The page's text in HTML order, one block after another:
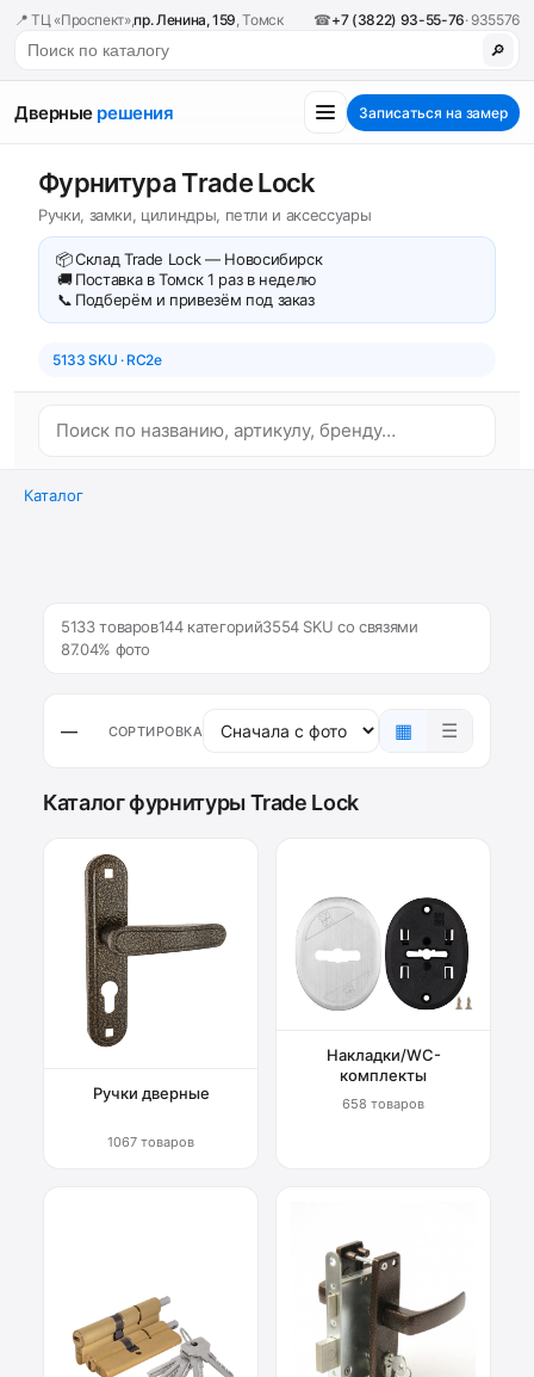
📍 ТЦ «Проспект»,пр. Ленина, 159, Томск ☎+7 (3822) 93-55-76· 935576
🔎
Дверные решения Записаться на замер
Фурнитура Trade Lock
Ручки, замки, цилиндры, петли и аксессуары
📦Склад Trade Lock — Новосибирск
🚚 Поставка в Томск 1 раз в неделю
📞 Подберём и привезём под заказ
5133 SKU · RC2e
Каталог
5133 товаров144 категорий3554 SKU со связями
87.04% фото
— СОРТИРОВКА ▦ ☰
Каталог фурнитуры Trade Lock
Ручки дверные
1067 товаров
Накладки/WC-
комплекты
658 товаров